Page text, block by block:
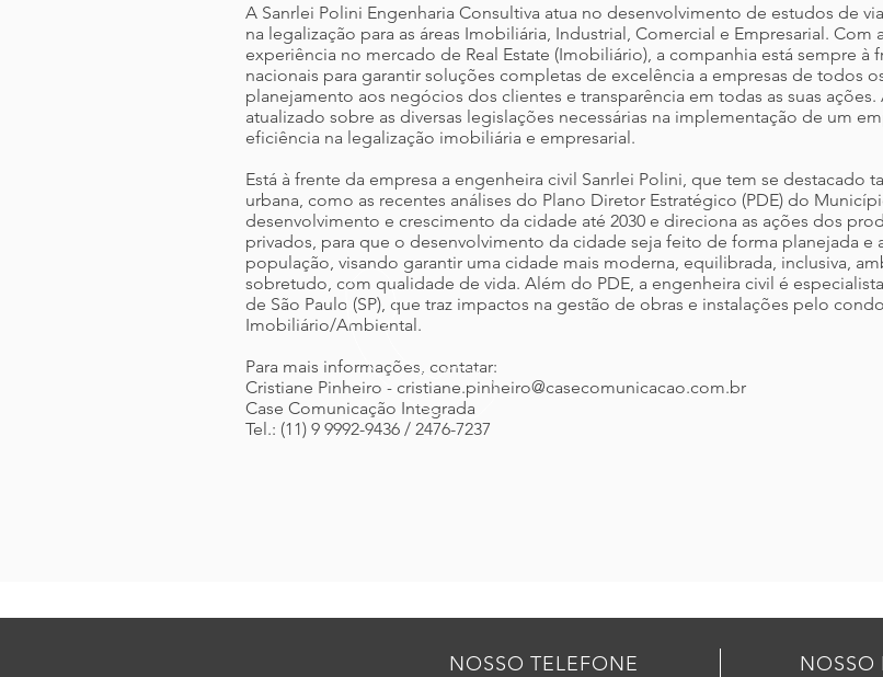
A Sanrlei Polini Engenharia Consultiva atua no desenvolvimento de estudos de
na legalização para as áreas Imobiliária, Industrial, Comercial e Empresarial.
experiência no mercado de Real Estate (Imobiliário), a companhia está sempre à
nacionais para garantir soluções completas de excelência a empresas de todos
planejamento aos negócios dos clientes e transparência em todas as suas
atualizado sobre as diversas legislações necessárias na implementação de um
eficiência na legalização imobiliária e empresarial.
Está à frente da empresa a engenheira civil Sanrlei Polini, que tem se destacado
urbana, como as recentes análises do Plano Diretor Estratégico (PDE) do
desenvolvimento e crescimento da cidade até 2030 e direciona as ações dos
privados, para que o desenvolvimento da cidade seja feito de forma planejada e
população, visando garantir uma cidade mais moderna, equilibrada, inclusiva,
sobretudo, com qualidade de vida. Além do PDE, a engenheira civil é
de São Paulo (SP), que traz impactos na gestão de obras e instalações pelo
Imobiliário/Ambiental.
Para mais informações, contatar:
Cristiane Pinheiro - cristiane.pinheiro@casecomunicacao.com.br
Case Comunicação Integrada
Tel.: (11) 9 9992-9436 / 2476-7237
NOSSO TELEFONE NOSSO